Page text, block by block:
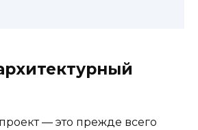
— это прежде всего